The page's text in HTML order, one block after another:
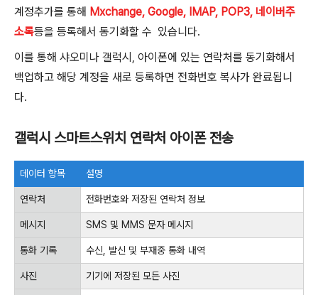
계정추가를 통해 Mxchange, Google, IMAP, POP3, 네이버주
소록등을 등록해서 동기화할 수 있습니다.
이를 통해 샤오미나 갤럭시, 아이폰에 있는 연락처를 동기화해서
백업하고 해당 계정을 새로 등록하면 전화번호 복사가 완료됩니
다.
갤럭시 스마트스위치 연락처 아이폰 전송
데이터 항목 설명
연락처 전화번호와 저장된 연락처 정보
메시지 SMS 및 MMS 문자 메시지
통화 기록 수신, 발신 및 부재중 통화 내역
사진 기기에 저장된 모든 사진